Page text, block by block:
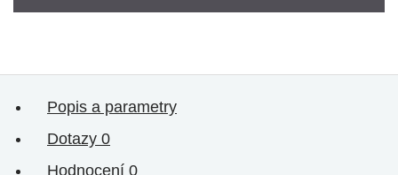
Popis a parametry
Dotazy 0
Hodnocení 0